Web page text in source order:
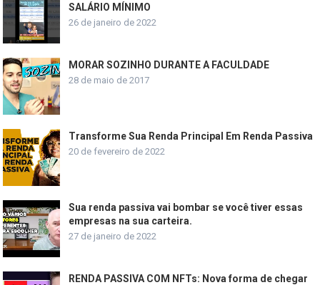
SALÁRIO MÍNIMO
26 de janeiro de 2022
MORAR SOZINHO DURANTE A FACULDADE
28 de maio de 2017
Transforme Sua Renda Principal Em Renda Passiva
20 de fevereiro de 2022
Sua renda passiva vai bombar se você tiver essas
empresas na sua carteira.
27 de janeiro de 2022
RENDA PASSIVA COM NFTs: Nova forma de chegar